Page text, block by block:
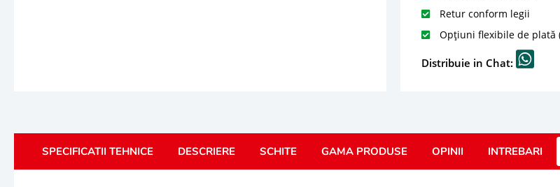
Retur conform legii
Opțiuni flexibile de plată
Distribuie in Chat:
SPECIFICATII TEHNICE DESCRIERE SCHITE GAMA PRODUSE OPINII INTREBARI